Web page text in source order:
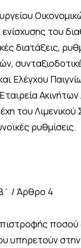
ενίσχυσης του
διατάξεις,
Ελέγχου
του
ρυθμίσεις.
/ Άρθρο 4
ποσού
υπηρετούν